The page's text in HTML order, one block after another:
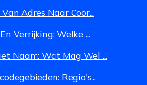
Adres Naar Coör...
Verrijking: Welke ...
Naam: Wat Mag Wel ...
Regio's...